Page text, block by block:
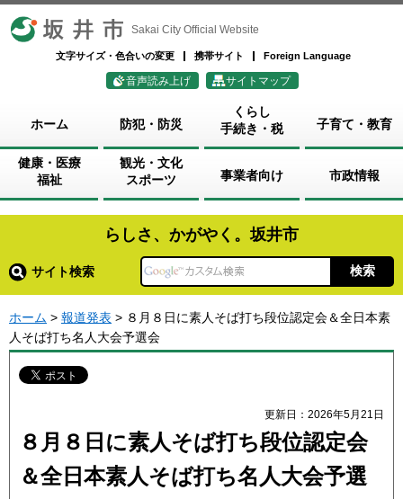
坂井市 Sakai City Official Website
文字サイズ・色合いの変更 携帯サイト Foreign Language
音声読み上げ サイトマップ
ホーム 防犯・防災
くらし
手続き・税
子育て・教育
健康・医療
福祉
観光・文化
スポーツ
事業者向け 市政情報
らしさ、かがやく。坂井市
サイト検索
ホーム > 報道発表 > ８月８日に素人そば打ち段位認定会＆全日本素
人そば打ち名人大会予選会
更新日：2026年5月21日
８月８日に素人そば打ち段位認定会
＆全日本素人そば打ち名人大会予選